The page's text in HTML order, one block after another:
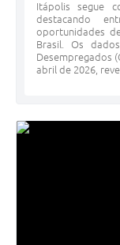
Itápolis segue
destacando
oportunidades
Brasil. Os
Desempregados
abril de 2026,